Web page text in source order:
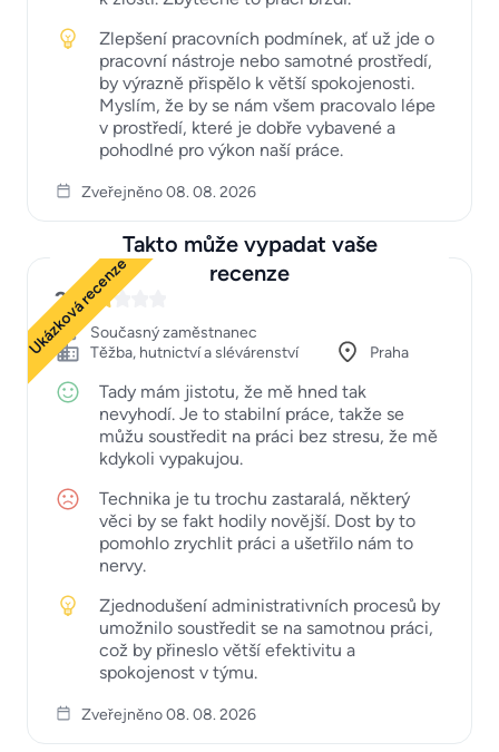
Zlepšení pracovních podmínek, ať už jde o
pracovní nástroje nebo samotné prostředí,
by výrazně přispělo k větší spokojenosti.
Myslím, že by se nám všem pracovalo lépe
v prostředí, které je dobře vybavené a
pohodlné pro výkon naší práce.
Zveřejněno 08. 08. 2026
Takto může vypadat vaše
recenze
Ukázková recenze
2
Současný zaměstnanec
Těžba, hutnictví a slévárenství
Praha
Tady mám jistotu, že mě hned tak
nevyhodí. Je to stabilní práce, takže se
můžu soustředit na práci bez stresu, že mě
kdykoli vypakujou.
Technika je tu trochu zastaralá, některý
věci by se fakt hodily novější. Dost by to
pomohlo zrychlit práci a ušetřilo nám to
nervy.
Zjednodušení administrativních procesů by
umožnilo soustředit se na samotnou práci,
což by přineslo větší efektivitu a
spokojenost v týmu.
Zveřejněno 08. 08. 2026